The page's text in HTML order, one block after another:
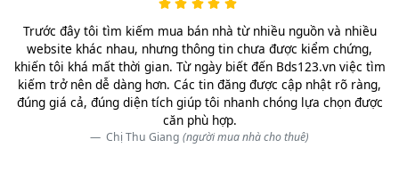
Trước đây tôi tìm kiếm mua bán nhà từ nhiều nguồn và nhiều
website khác nhau, nhưng thông tin chưa được kiểm chứng,
khiến tôi khá mất thời gian. Từ ngày biết đến Bds123.vn việc tìm
kiếm trở nên dễ dàng hơn. Các tin đăng được cập nhật rõ ràng,
đúng giá cả, đúng diện tích giúp tôi nhanh chóng lựa chọn được
căn phù hợp.
Chị Thu Giang (người mua nhà cho thuê)